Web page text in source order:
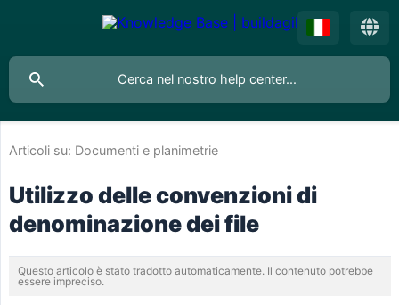
Articoli su: Documenti e planimetrie
Utilizzo delle convenzioni di
denominazione dei file
Questo articolo è stato tradotto automaticamente. Il contenuto potrebbe
essere impreciso.